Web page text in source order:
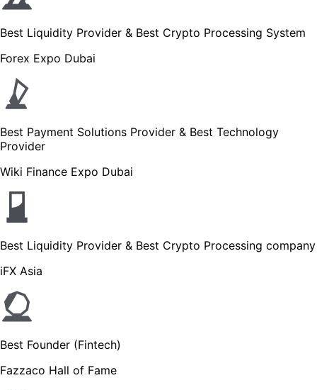
Best Liquidity Provider & Best Crypto Processing System
Forex Expo Dubai
Best Payment Solutions Provider & Best Technology
Provider
Wiki Finance Expo Dubai
Best Liquidity Provider & Best Crypto Processing company
iFX Asia
Best Founder (Fintech)
Fazzaco Hall of Fame